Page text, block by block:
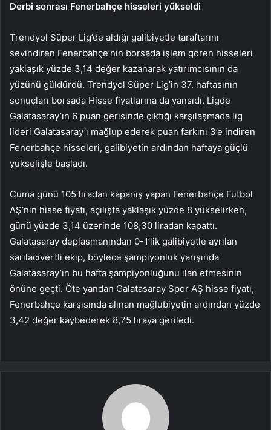
Derbi sonrası Fenerbahçe hisseleri yükseldi
Trendyol Süper Lig’de aldığı galibiyetle taraftarını
sevindiren Fenerbahçe’nin borsada işlem gören hisseleri
yaklaşık yüzde 3,14 değer kazanarak yatırımcısının da
yüzünü güldürdü. Trendyol Süper Lig’in 37. haftasının
sonuçları borsada Hisse fiyatlarına da yansıdı. Ligde
Galatasaray’ın 6 puan gerisinde çıktığı karşılaşmada lig
lideri Galatasaray’ı mağlup ederek puan farkını 3’e indiren
Fenerbahçe hisseleri, galibiyetin ardından haftaya güçlü
yükselişle başladı.
Cuma günü 105 liradan kapanış yapan Fenerbahçe Futbol
AŞ’nin hisse fiyatı, açılışta yaklaşık yüzde 8 yükselirken,
günü yüzde 3,14 üzerinde 108,30 liradan kapattı.
Galatasaray deplasmanından 0-1’lik galibiyetle ayrılan
sarılacivertli ekip, böylece şampiyonluk yarışında
Galatasaray’ın bu hafta şampiyonluğunu ilan etmesinin
önüne geçti. Öte yandan Galatasaray Spor AŞ hisse fiyatı,
Fenerbahçe karşısında alınan mağlubiyetin ardından yüzde
3,42 değer kaybederek 8,75 liraya geriledi.